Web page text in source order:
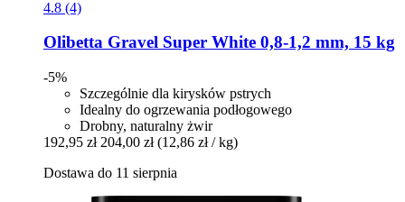
4.8 (4)
Olibetta Gravel Super White 0,8-​1,2 mm, 15 kg
-5%
Szczególnie dla kirysków pstrych
Idealny do ogrzewania podłogowego
Drobny, naturalny żwir
192,95 zł 204,00 zł (12,86 zł / kg)
Dostawa do 11 sierpnia